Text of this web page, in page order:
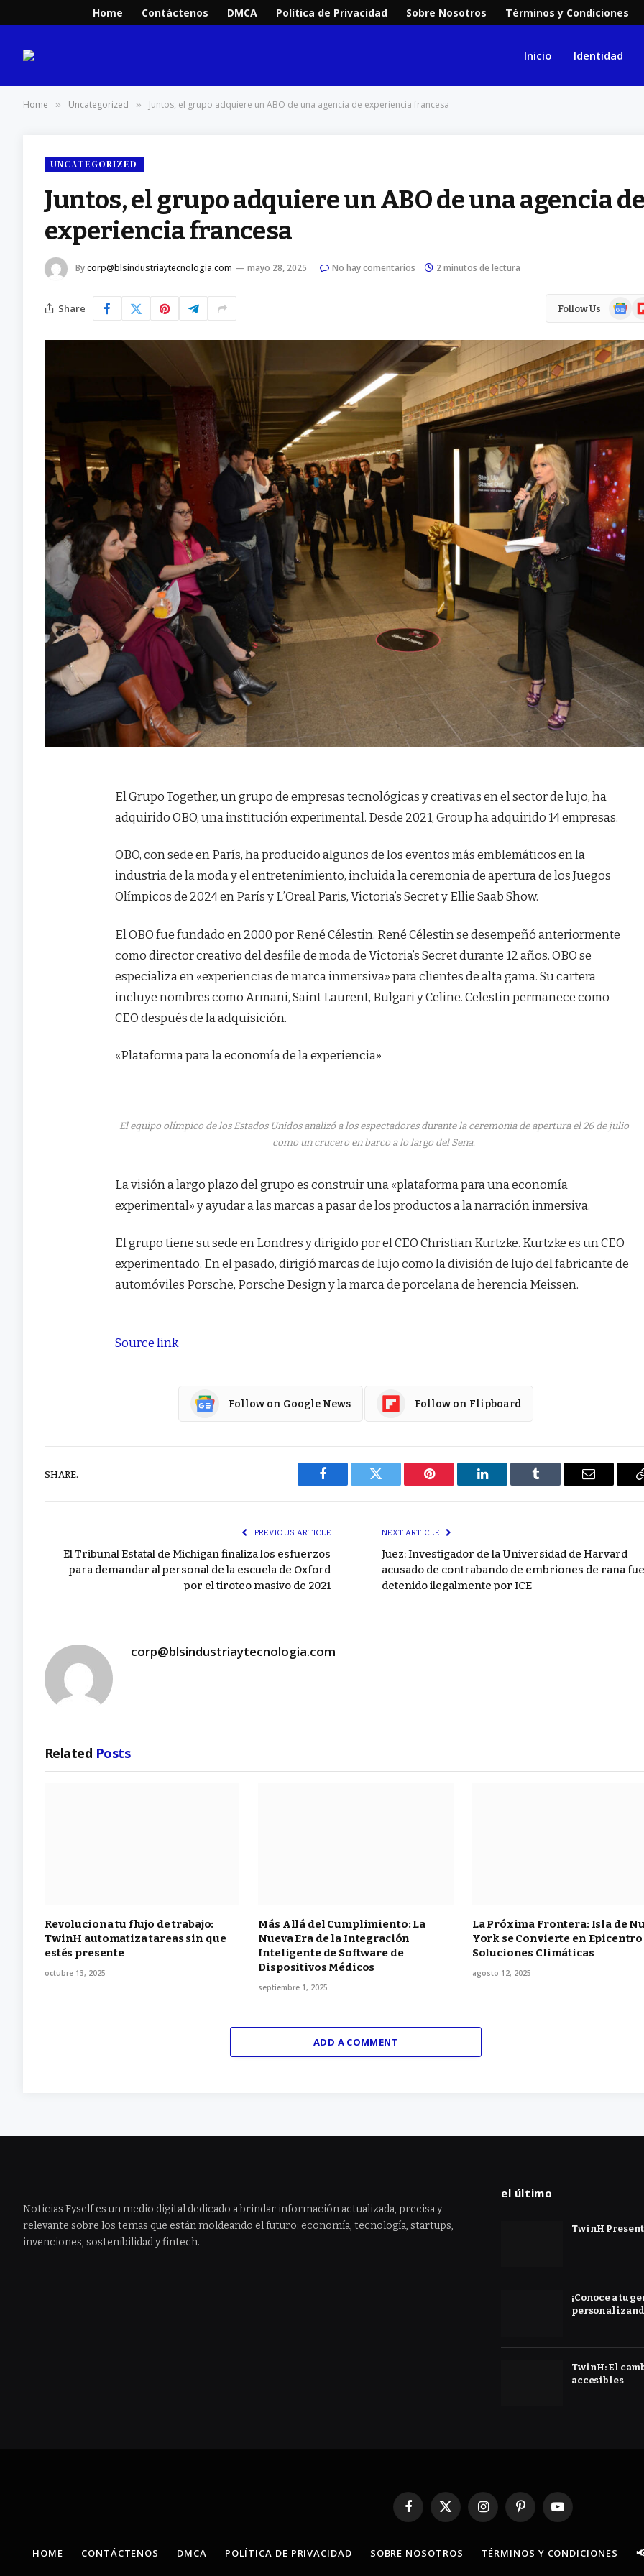
Home Contáctenos DMCA Política de Privacidad Sobre Nosotros Términos y Condiciones
Inicio Identidad
Home » Uncategorized » Juntos, el grupo adquiere un ABO de una agencia de experiencia francesa
UNCATEGORIZED
Juntos, el grupo adquiere un ABO de una agencia de
experiencia francesa
Bycorp@blsindustriaytecnologia.com mayo 28, 2025 No hay comentarios 2 minutos de lectura
Share Follow Us
Google
El Grupo Together, un grupo de empresas tecnológicas y creativas en el sector de lujo, ha
adquirido OBO, una institución experimental. Desde 2021, Group ha adquirido 14 empresas.
OBO, con sede en París, ha producido algunos de los eventos más emblemáticos en la
industria de la moda y el entretenimiento, incluida la ceremonia de apertura de los Juegos
Olímpicos de 2024 en París y L’Oreal Paris, Victoria’s Secret y Ellie Saab Show.
El OBO fue fundado en 2000 por René Célestin. René Célestin se desempeñó anteriormente
como director creativo del desfile de moda de Victoria’s Secret durante 12 años. OBO se
especializa en «experiencias de marca inmersiva» para clientes de alta gama. Su cartera
incluye nombres como Armani, Saint Laurent, Bulgari y Celine. Celestin permanece como
CEO después de la adquisición.
«Plataforma para la economía de la experiencia»
El equipo olímpico de los Estados Unidos analizó a los espectadores durante la ceremonia de apertura el 26 de julio
como un crucero en barco a lo largo del Sena.
La visión a largo plazo del grupo es construir una «plataforma para una economía
experimental» y ayudar a las marcas a pasar de los productos a la narración inmersiva.
El grupo tiene su sede en Londres y dirigido por el CEO Christian Kurtzke. Kurtzke es un CEO
experimentado. En el pasado, dirigió marcas de lujo como la división de lujo del fabricante de
automóviles Porsche, Porsche Design y la marca de porcelana de herencia Meissen.
Source link
Follow on Google News Follow on Flipboard
SHARE.
Facebook Twitter Pinterest LinkedIn Tumblr Email
PREVIOUS ARTICLE
El Tribunal Estatal de Michigan finaliza los esfuerzos
para demandar al personal de la escuela de Oxford
por el tiroteo masivo de 2021
NEXT ARTICLE
Juez: Investigador de la Universidad de Harvard
acusado de contrabando de embriones de rana fue
detenido ilegalmente por ICE
corp@blsindustriaytecnologia.com
Related Posts
Revoluciona tu flujo de trabajo:
TwinH automatiza tareas sin que
estés presente
octubre 13, 2025
Más Allá del Cumplimiento: La
Nueva Era de la Integración
Inteligente de Software de
Dispositivos Médicos
septiembre 1, 2025
La Próxima Frontera: Isla de
York se Convierte en Epicentro
Soluciones Climáticas
agosto 12, 2025
ADD A COMMENT
Noticias Fyself es un medio digital dedicado a brindar información actualizada, precisa y
relevante sobre los temas que están moldeando el futuro: economía, tecnología, startups,
invenciones, sostenibilidad y fintech.
el último
TwinH
¡Conoce a tu
TwinH: El
accesibles
Facebook
X
InstagramPinterestYouTube
HOME CONTÁCTENOS DMCA POLÍTICA DE PRIVACIDAD SOBRE NOSOTROS TÉRMINOS Y CONDICIONES